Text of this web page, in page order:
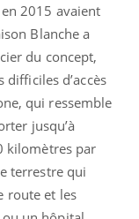
2015 avaient
Blanche a
du concept,
d’accès
qui ressemble
jusqu’à
kilomètres par
terrestre qui
route et les